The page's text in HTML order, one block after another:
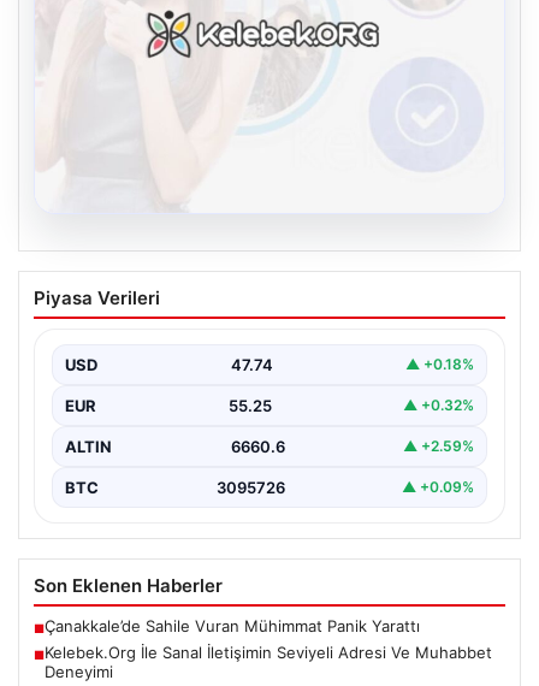
Kelebek.Org İle Sanal İletişimin Seviyeli
Adresi Ve Muhabbet Deneyimi
oluşturması kritik bir önem barındırmaktadır. Güncel
olarak…
Piyasa Verileri
USD 47.74 ▲ +0.18%
EUR 55.25 ▲ +0.32%
ALTIN 6660.6 ▲ +2.59%
BTC 3095726 ▲ +0.09%
Son Eklenen Haberler
■Çanakkale’de Sahile Vuran Mühimmat Panik Yarattı
■Kelebek.Org İle Sanal İletişimin Seviyeli Adresi Ve Muhabbet
Deneyimi